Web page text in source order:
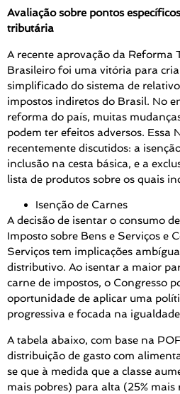
Avaliação sobre pontos
tributária
A recente aprovação da Reforma
Brasileiro foi uma vitória para
simplificado do sistema de
impostos indiretos do Brasil. No
reforma do país, muitas
podem ter efeitos adversos. Essa
recentemente discutidos: a
inclusão na cesta básica, e a
lista de produtos sobre os quais
Isenção de Carnes
A decisão de isentar o consumo
Imposto sobre Bens e Serviços e
Serviços tem implicações
distributivo. Ao isentar a maior
carne de impostos, o Congresso
oportunidade de aplicar uma
progressiva e focada na
A tabela abaixo, com base na
distribuição de gasto com
se que à medida que a classe
mais pobres) para alta (25% mais